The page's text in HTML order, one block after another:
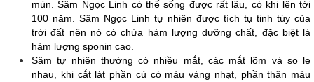
mùn. Sâm Ngọc Linh có thể sống được rất lâu, có khi lên tới
100 năm. Sâm Ngọc Linh tự nhiên được tích tụ tinh túy của
trời đất nên nó có chứa hàm lượng dưỡng chất, đặc biệt là
hàm lượng sponin cao.
Sâm tự nhiên thường có nhiều mắt, các mắt lõm và so le
nhau, khi cắt lát phần củ có màu vàng nhạt, phần thân màu